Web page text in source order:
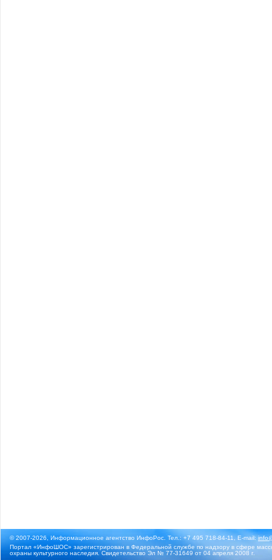
© 2007-2026, Информационное агентство ИнфоРос. Тел.: +7 495 718-84-11, E-mail:
Портал «ИнфоШОС» зарегистрирован в Федеральной службе по надзору в сфере
охраны культурного наследия. Свидетельство Эл № 77-31649 от 04 апреля 2008 г.